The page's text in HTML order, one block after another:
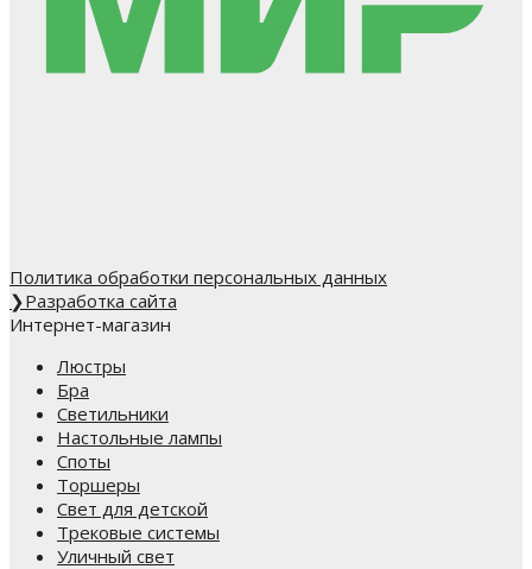
Политика обработки персональных данных
❯Разработка сайта
Интернет-магазин
Люстры
Бра
Светильники
Настольные лампы
Споты
Торшеры
Свет для детской
Трековые системы
Уличный свет